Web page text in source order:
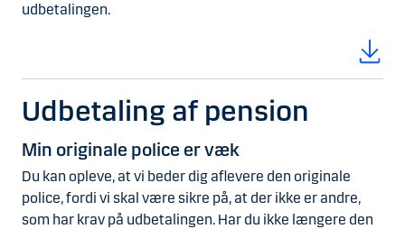
udbetalingen.
Udbetaling af pension
Min originale police er væk
Du kan opleve, at vi beder dig aflevere den originale
police, fordi vi skal være sikre på, at der ikke er andre,
som har krav på udbetalingen. Har du ikke længere den